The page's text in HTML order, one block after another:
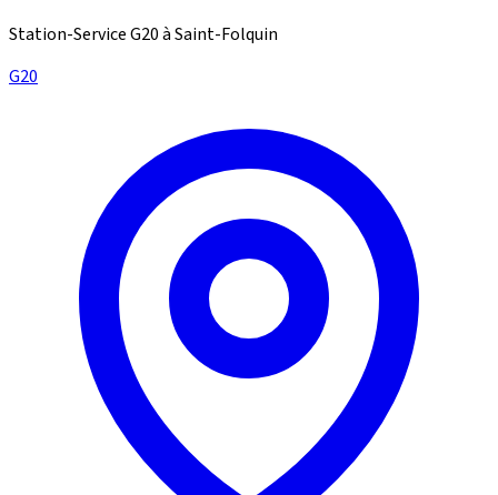
Station-Service G20 à Saint-Folquin
G20